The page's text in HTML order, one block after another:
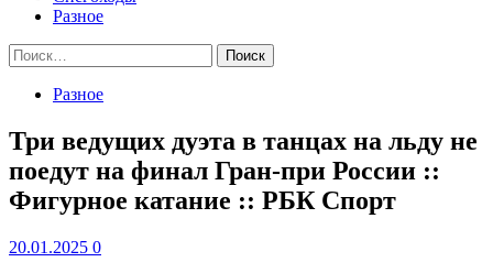
Разное
Найти:
Разное
Три ведущих дуэта в танцах на льду не
поедут на финал Гран-при России ::
Фигурное катание :: РБК Спорт
20.01.2025 0